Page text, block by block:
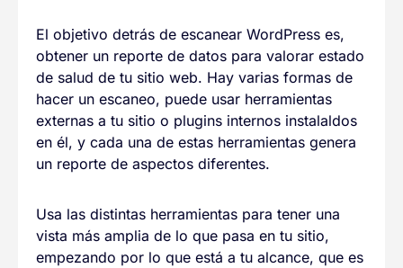
El objetivo detrás de escanear WordPress es,
obtener un reporte de datos para valorar estado
de salud de tu sitio web. Hay varias formas de
hacer un escaneo, puede usar herramientas
externas a tu sitio o plugins internos instalaldos
en él, y cada una de estas herramientas genera
un reporte de aspectos diferentes.
Usa las distintas herramientas para tener una
vista más amplia de lo que pasa en tu sitio,
empezando por lo que está a tu alcance, que es